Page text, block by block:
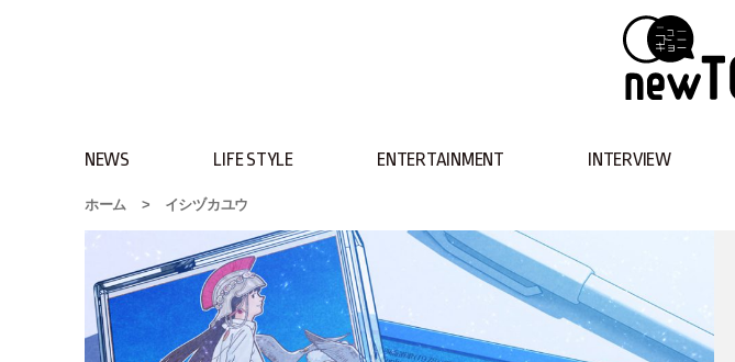
NEWS LIFE STYLE ENTERTAINMENT INTERVIEW
ホーム > イシヅカユウ